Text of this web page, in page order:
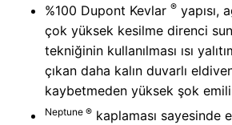
%100 Dupont Kevlar ® yapısı,
çok yüksek kesilme direnci
tekniğinin kullanılması ısı
çıkan daha kalın duvarlı
kaybetmeden yüksek şok
Neptune ® kaplaması sayesinde